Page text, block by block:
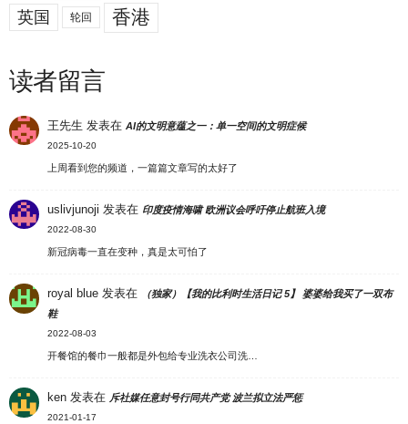
英国 轮回 香港
读者留言
王先生 发表在AI的文明意蕴之一：单一空间的文明症候
2025-10-20
上周看到您的频道，一篇篇文章写的太好了
uslivjunoji 发表在 印度疫情海啸 欧洲议会呼吁停止航班入境
2022-08-30
新冠病毒一直在变种，真是太可怕了
royal blue 发表在
（独家）【我的比利时生活日记 5】 婆婆给我买了一双布
鞋
2022-08-03
开餐馆的餐巾一般都是外包给专业洗衣公司洗…
ken 发表在 斥社媒任意封号行同共产党 波兰拟立法严惩
2021-01-17